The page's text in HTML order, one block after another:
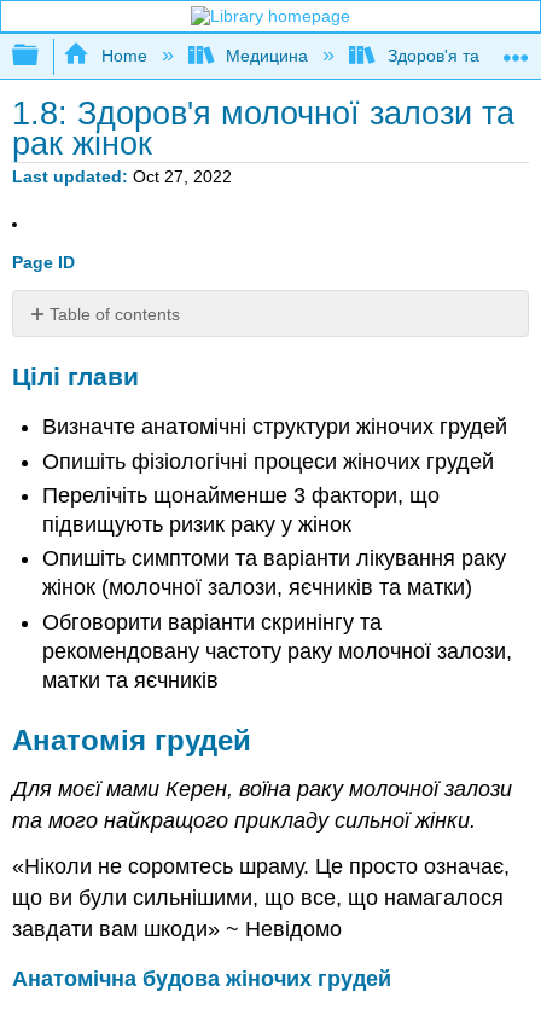
Expand/collapse global hierarchy
Home Медицина Здоров'я та фітнес
1.8: Здоров'я молочної залози та
рак жінок
Last updated Oct 27, 2022
Page ID
Table of contents
глави
грудей
Анатомічна
будова
жіночих
грудей
Фізіологічна
функція
грудей
Будова
молочної
годування
Рак
Терміни
виникає
рак
раку
Цілі глави
Визначте анатомічні структури жіночих грудей
Опишіть фізіологічні процеси жіночих грудей
Перелічіть щонайменше 3 фактори, що
підвищують ризик раку у жінок
Опишіть симптоми та варіанти лікування раку
жінок (молочної залози, яєчників та матки)
Обговорити варіанти скринінгу та
рекомендовану частоту раку молочної залози,
матки та яєчників
Анатомія грудей
Для моєї мами Керен, воїна раку молочної залози
та мого найкращого прикладу сильної жінки.
«Ніколи не соромтесь шраму. Це просто означає,
що ви були сильнішими, що все, що намагалося
завдати вам шкоди» ~ Невідомо
Анатомічна будова жіночих грудей